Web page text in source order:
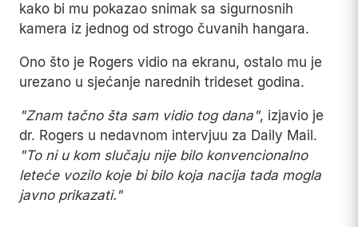
kako bi mu pokazao snimak sa sigurnosnih
kamera iz jednog od strogo čuvanih hangara.
Ono što je Rogers vidio na ekranu, ostalo mu je
urezano u sjećanje narednih trideset godina.
"Znam tačno šta sam vidio tog dana", izjavio je
dr. Rogers u nedavnom intervjuu za Daily Mail.
"To ni u kom slučaju nije bilo konvencionalno
leteće vozilo koje bi bilo koja nacija tada mogla
javno prikazati."